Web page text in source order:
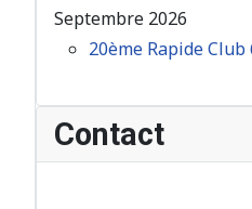
Septembre 2026
20ème Rapide
Contact